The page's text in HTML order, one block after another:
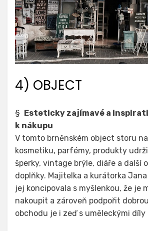
4) OBJECT
§ Esteticky zajímavé a
k nákupu
V tomto brněnském object storu
kosmetiku, parfémy, produkty
šperky, vintage brýle, diáře a další
doplňky. Majitelka a kurátorka
jej koncipovala s myšlenkou, že je
nakoupit a zároveň podpořit
obchodu je i zeď s uměleckými díly